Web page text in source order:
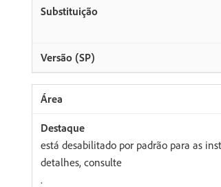
está desabilitado por padrão para as
detalhes, consulte
.